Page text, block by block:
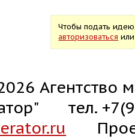
Чтобы подать
авторизоваться
Агентство
тел.